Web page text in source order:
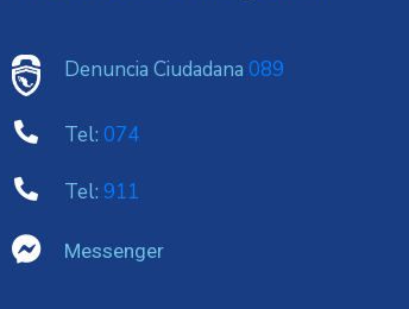
Denuncia Ciudadana 089
Tel: 074
Tel: 911
Messenger